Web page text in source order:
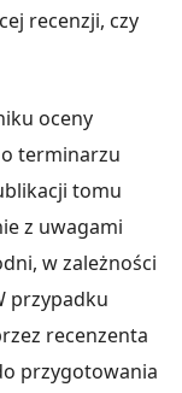
recenzji, czy
oceny
terminarzu
tomu
z uwagami
w zależności
przypadku
recenzenta
przygotowania